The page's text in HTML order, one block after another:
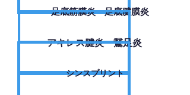
足底筋膜炎・足底腱膜炎
アキレス腱炎・鵞足炎
シンスプリント